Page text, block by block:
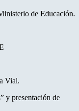
de Educación.
Vial.
y presentación de